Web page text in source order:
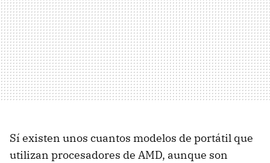
Sí existen unos cuantos modelos de portátil que
utilizan procesadores de AMD, aunque son